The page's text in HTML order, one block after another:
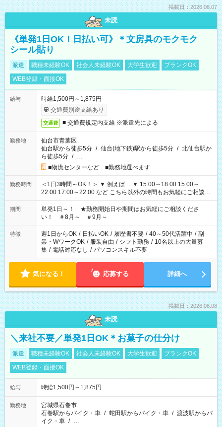
掲載日：2026.08.07
未読
《単発1日OK！日払い可》＊文房具のモクモク
シール貼り
派遣 職種未経験OK 社会人未経験OK 大学生歓迎
ブランクOK
WEB登録・面接OK
給与
時給1,500円～1,875円
交通費別途支給あり
交通費 ■ 交通費規定内支給 ※派遣先による
勤務地
仙台市青葉区
仙台駅から徒歩5分 / 仙台(地下鉄)駅から徒歩5分 / 北仙台駅か
ら徒歩5分 / …
■物流センターなど ■勤務地選べます
勤務時間
＜1日3時間～OK！＞ ▼ 例えば… ▼ 15:00～18:00 15:00～
22:00 17:00～22:00 など こちら以外の時間もお気軽にご相談く
ださい！
期間
単発1日～！ ★勤務開始日や期間はお気軽にご相談くださ
い！ ＃8月～ ＃9月～
特徴 週1日からOK / 日払いOK / 履歴書不要 / 40～50代活躍中 / 副
業・WワークOK / 服装自由 / シフト勤務 / 10名以上の大量募
集 / 電話対応なし / パソコンスキル不要
気になる！ 応募する 詳細へ
掲載日：2026.08.08
未読
＼来社不要／単発1日OK＊お菓子の仕分け
派遣 職種未経験OK 社会人未経験OK 大学生歓迎
ブランクOK
WEB登録・面接OK
給与 時給1,500円～1,875円
勤務地
宮城県石巻市
石巻駅からバイク・車 / 蛇田駅からバイク・車 / 渡波駅からバ
イク・車 / …